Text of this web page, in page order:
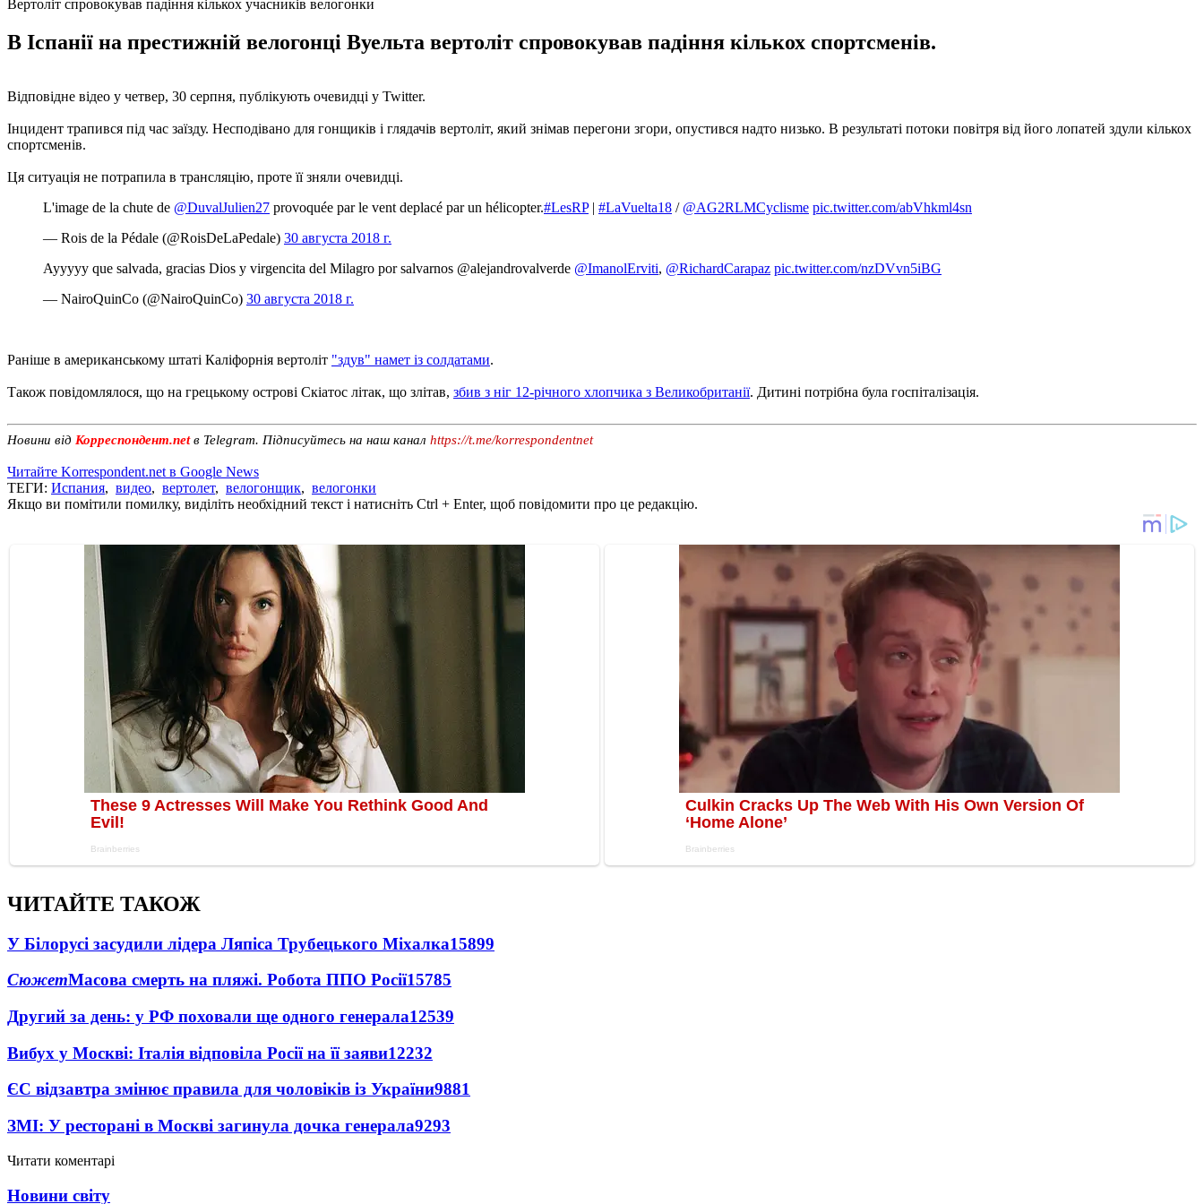
Вертоліт спровокував падіння кількох учасників велогонки
В Іспанії на престижній велогонці Вуельта вертоліт спровокував падіння кількох спортсменів.
Відповідне відео у четвер, 30 серпня, публікують очевидці у Twitter.
Інцидент трапився під час заїзду. Несподівано для гонщиків і глядачів вертоліт, який знімав перегони згори, опустився надто низько. В результаті потоки повітря від його лопатей здули кількох
спортсменів.
Ця ситуація не потрапила в трансляцію, проте її зняли очевидці.
L'image de la chute de @DuvalJulien27 provoquée par le vent deplacé par un hélicopter.#LesRP| #LaVuelta18 / @AG2RLMCyclisme pic.twitter.com/abVhkml4sn
— Rois de la Pédale (@RoisDeLaPedale) 30 августа 2018 г.
Ayyyyy que salvada, gracias Dios y virgencita del Milagro por salvarnos @alejandrovalverde @ImanolErviti, @RichardCarapaz pic.twitter.com/nzDVvn5iBG
— NairoQuinCo (@NairoQuinCo) 30 августа 2018 г.
Раніше в американському штаті Каліфорнія вертоліт "здув" намет із солдатами.
Також повідомлялося, що на грецькому острові Скіатос літак, що злітав, збив з ніг 12-річного хлопчика з Великобританії. Дитині потрібна була госпіталізація.
Новини від Корреспондент.netв Telegram. Підписуйтесь на наш канал https://t.me/korrespondentnet
Читайте Korrespondent.net в Google News
ТЕГИ: Испания, видео, вертолет, велогонщик, велогонки
Якщо ви помітили помилку, виділіть необхідний текст і натисніть Ctrl + Enter, щоб повідомити про це редакцію.
ЧИТАЙТЕ ТАКОЖ
У Білорусі засудили лідера Ляпіса Трубецького Міхалка15899
СюжетМасова смерть на пляжі. Робота ППО Росії15785
Другий за день: у РФ поховали ще одного генерала12539
Вибух у Москві: Італія відповіла Росії на її заяви12232
ЄС відзавтра змінює правила для чоловіків із України9881
ЗМІ: У ресторані в Москві загинула дочка генерала9293
Читати коментарі
Новини світу